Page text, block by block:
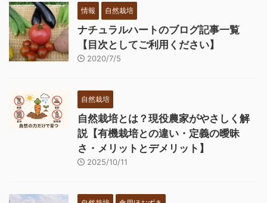
情報 自然栽培
ナチュラルハートのブログ記事一覧
【目次としてご利用ください】
2020/7/5
自然栽培
自然栽培とは？現役農家がやさしく解
説【有機栽培との違い・定義の曖昧
さ・メリットとデメリット】
2025/10/11